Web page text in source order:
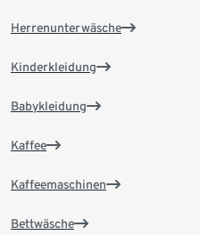
Herrenunterwäsche
Kinderkleidung
Babykleidung
Kaffee
Kaffeemaschinen
Bettwäsche